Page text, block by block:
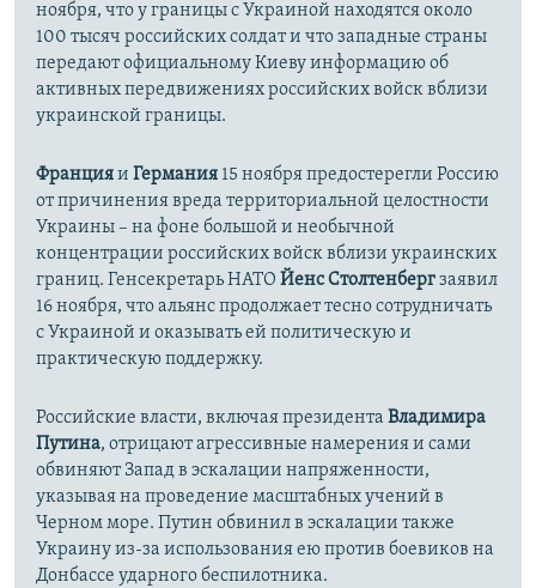
ноября, что у границы с Украиной находятся около
100 тысяч российских солдат и что западные страны
передают официальному Киеву информацию об
активных передвижениях российских войск вблизи
украинской границы.
Францияи Германия 15 ноября предостерегли Россию
от причинения вреда территориальной целостности
Украины – на фоне большой и необычной
концентрации российских войск вблизи украинских
границ. Генсекретарь НАТО Йенс Столтенбергзаявил
16 ноября, что альянс продолжает тесно сотрудничать
с Украиной и оказывать ей политическую и
практическую поддержку.
Российские власти, включая президента Владимира
Путина, отрицают агрессивные намерения и сами
обвиняют Запад в эскалации напряженности,
указывая на проведение масштабных учений в
Черном море. Путин обвинил в эскалации также
Украину из-за использования ею против боевиков на
Донбассе ударного беспилотника.